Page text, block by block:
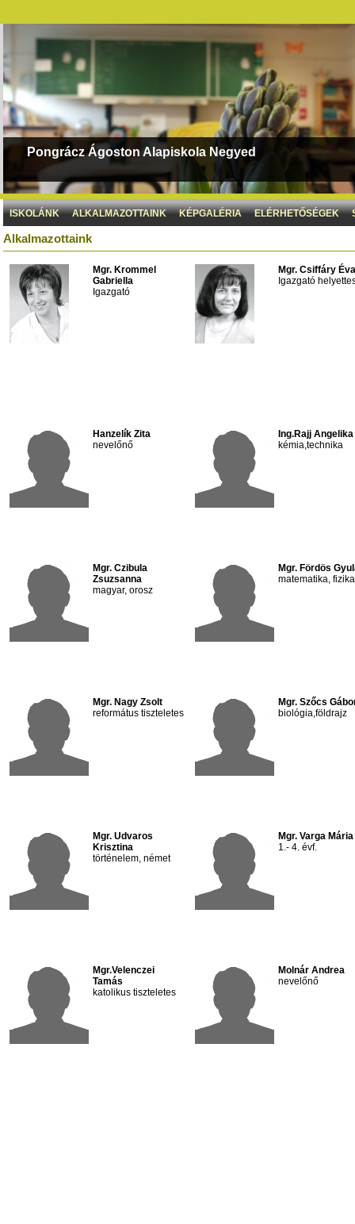
Pongrácz Ágoston Alapiskola Negyed
ISKOLÁNK ALKALMAZOTTAINK KÉPGALÉRIA ELÉRHETŐSÉGEK
Alkalmazottaink
Mgr. Krommel
Gabriella
Igazgató
Mgr. Csiffáry Éva
Igazgató
Hanzelík Zita
nevelőnő
Ing.Rajj Angelika
kémia,technika
Mgr. Czibula
Zsuzsanna
magyar, orosz
Mgr. Fördös
matematika, fizika
Mgr. Nagy Zsolt
református tiszteletes
Mgr. Szőcs
biológia,földrajz
Mgr. Udvaros
Krisztina
történelem, német
Mgr. Varga Mária
1.- 4. évf.
Mgr.Velenczei
Tamás
katolikus tiszteletes
Molnár Andrea
nevelőnő